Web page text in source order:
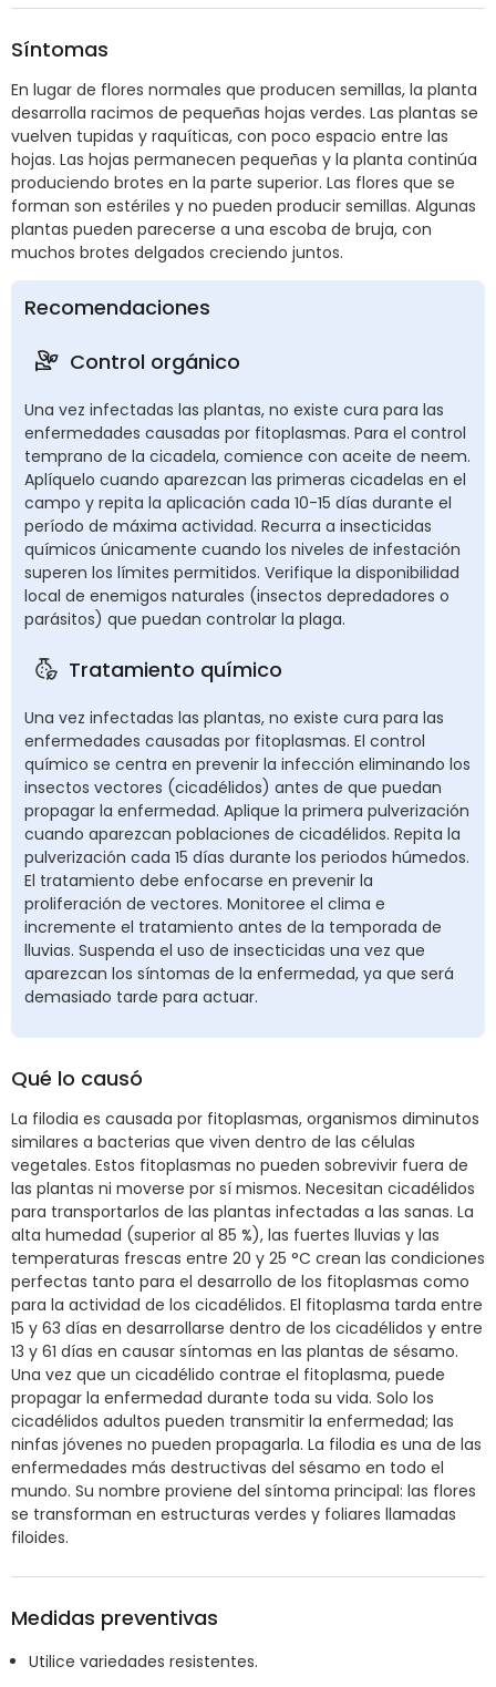
Síntomas
En lugar de flores normales que producen semillas, la planta
desarrolla racimos de pequeñas hojas verdes. Las plantas se
vuelven tupidas y raquíticas, con poco espacio entre las
hojas. Las hojas permanecen pequeñas y la planta continúa
produciendo brotes en la parte superior. Las flores que se
forman son estériles y no pueden producir semillas. Algunas
plantas pueden parecerse a una escoba de bruja, con
muchos brotes delgados creciendo juntos.
Recomendaciones
Control orgánico
Una vez infectadas las plantas, no existe cura para las
enfermedades causadas por fitoplasmas. Para el control
temprano de la cicadela, comience con aceite de neem.
Aplíquelo cuando aparezcan las primeras cicadelas en el
campo y repita la aplicación cada 10-15 días durante el
período de máxima actividad. Recurra a insecticidas
químicos únicamente cuando los niveles de infestación
superen los límites permitidos. Verifique la disponibilidad
local de enemigos naturales (insectos depredadores o
parásitos) que puedan controlar la plaga.
Tratamiento químico
Una vez infectadas las plantas, no existe cura para las
enfermedades causadas por fitoplasmas. El control
químico se centra en prevenir la infección eliminando los
insectos vectores (cicadélidos) antes de que puedan
propagar la enfermedad. Aplique la primera pulverización
cuando aparezcan poblaciones de cicadélidos. Repita la
pulverización cada 15 días durante los periodos húmedos.
El tratamiento debe enfocarse en prevenir la
proliferación de vectores. Monitoree el clima e
incremente el tratamiento antes de la temporada de
lluvias. Suspenda el uso de insecticidas una vez que
aparezcan los síntomas de la enfermedad, ya que será
demasiado tarde para actuar.
Qué lo causó
La filodia es causada por fitoplasmas, organismos diminutos
similares a bacterias que viven dentro de las células
vegetales. Estos fitoplasmas no pueden sobrevivir fuera de
las plantas ni moverse por sí mismos. Necesitan cicadélidos
para transportarlos de las plantas infectadas a las sanas. La
alta humedad (superior al 85 %), las fuertes lluvias y las
temperaturas frescas entre 20 y 25 °C crean las condiciones
perfectas tanto para el desarrollo de los fitoplasmas como
para la actividad de los cicadélidos. El fitoplasma tarda entre
15 y 63 días en desarrollarse dentro de los cicadélidos y entre
13 y 61 días en causar síntomas en las plantas de sésamo.
Una vez que un cicadélido contrae el fitoplasma, puede
propagar la enfermedad durante toda su vida. Solo los
cicadélidos adultos pueden transmitir la enfermedad; las
ninfas jóvenes no pueden propagarla. La filodia es una de las
enfermedades más destructivas del sésamo en todo el
mundo. Su nombre proviene del síntoma principal: las flores
se transforman en estructuras verdes y foliares llamadas
filoides.
Medidas preventivas
Utilice variedades resistentes.